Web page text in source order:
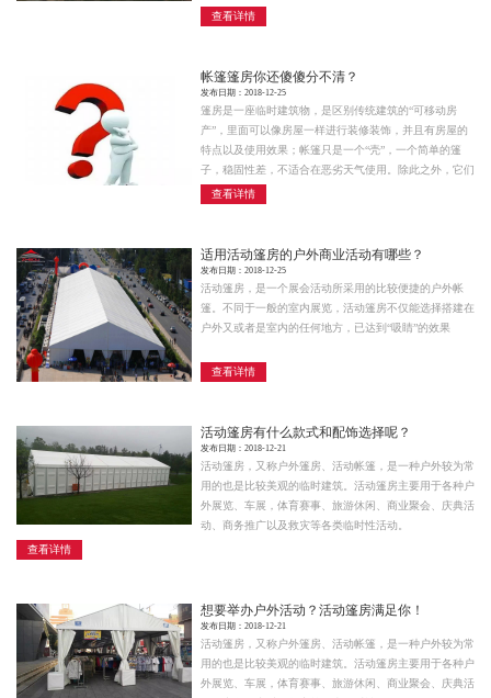
储篷房
查看详情
帐篷篷房你还傻傻分不清？
发布日期：2018-12-25
篷房是一座临时建筑物，是区别传统建筑的“可移动房
产”，里面可以像房屋一样进行装修装饰，并且有房屋的
特点以及使用效果；帐篷只是一个“壳”，一个简单的篷
子，稳固性差，不适合在恶劣天气使用。除此之外，它们
之间还有哪些差异和区别呢？
查看详情
适用活动篷房的户外商业活动有哪些？
发布日期：2018-12-25
活动篷房，是一个展会活动所采用的比较便捷的户外帐
篷。不同于一般的室内展览，活动篷房不仅能选择搭建在
户外又或者是室内的任何地方，已达到“吸睛”的效果
查看详情
活动篷房有什么款式和配饰选择呢？
发布日期：2018-12-21
活动篷房，又称户外篷房、活动帐篷，是一种户外较为常
用的也是比较美观的临时建筑。活动篷房主要用于各种户
外展览、车展，体育赛事、旅游休闲、商业聚会、庆典活
动、商务推广以及救灾等各类临时性活动。
查看详情
想要举办户外活动？活动篷房满足你！
发布日期：2018-12-21
活动篷房，又称户外篷房、活动帐篷，是一种户外较为常
用的也是比较美观的临时建筑。活动篷房主要用于各种户
外展览、车展，体育赛事、旅游休闲、商业聚会、庆典活